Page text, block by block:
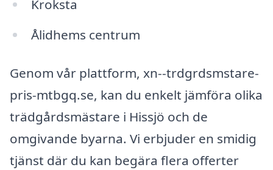
Kroksta
Ålidhems centrum
Genom vår plattform, xn--trdgrdsmstare-
pris-mtbgq.se, kan du enkelt jämföra olika
trädgårdsmästare i Hissjö och de
omgivande byarna. Vi erbjuder en smidig
tjänst där du kan begära flera offerter